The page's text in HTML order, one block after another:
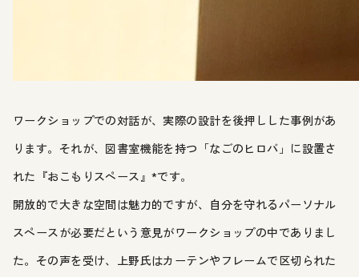
ワークショップでの対話が、実際の設計を後押しした事例があ
ります。それが、図書室機能を持つ「なごのヒロバ」に設置さ
れた『おこもりスペース』*です。
開放的で大きな空間は魅力的ですが、自分を守れるパーソナル
スペースが必要だという意見がワークショップの中でありまし
た。その声を受け、上野氏はカーテンやフレームで区切られた